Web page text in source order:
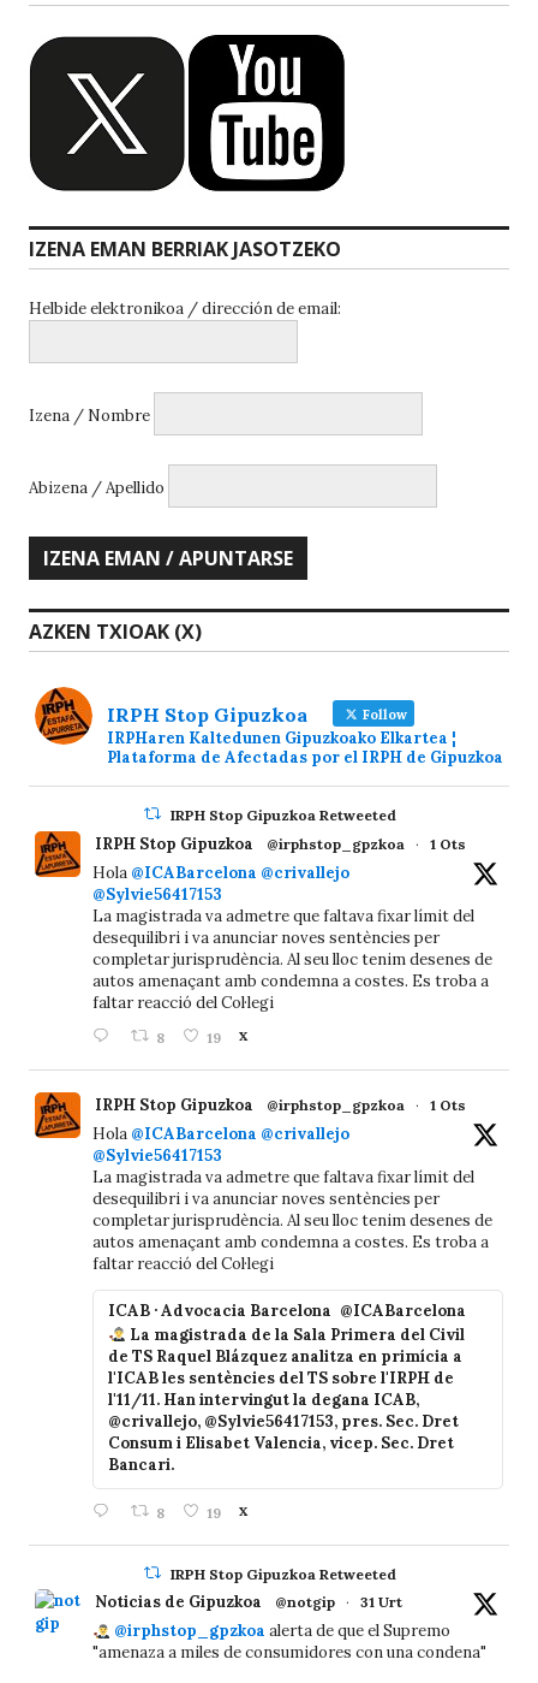
IZENA EMAN BERRIAK JASOTZEKO
Helbide elektronikoa / dirección de email:
Izena / Nombre
Abizena / Apellido
AZKEN TXIOAK (X)
IRPH Stop Gipuzkoa Follow
IRPHaren Kaltedunen Gipuzkoako Elkartea ¦
Plataforma de Afectadas por el IRPH de Gipuzkoa
IRPH Stop Gipuzkoa Retweeted
IRPH Stop Gipuzkoa @irphstop_gpzkoa · 1 Ots
Hola @ICABarcelona @crivallejo
@Sylvie56417153
La magistrada va admetre que faltava fixar límit del
desequilibri i va anunciar noves sentències per
completar jurisprudència. Al seu lloc tenim desenes de
autos amenaçant amb condemna a costes. Es troba a
faltar reacció del Col·legi
8 19 X
IRPH Stop Gipuzkoa @irphstop_gpzkoa · 1 Ots
Hola @ICABarcelona @crivallejo
@Sylvie56417153
La magistrada va admetre que faltava fixar límit del
desequilibri i va anunciar noves sentències per
completar jurisprudència. Al seu lloc tenim desenes de
autos amenaçant amb condemna a costes. Es troba a
faltar reacció del Col·legi
ICAB · Advocacia Barcelona @ICABarcelona
La magistrada de la Sala Primera del Civil
de TS Raquel Blázquez analitza en primícia a
l'ICAB les sentències del TS sobre l'IRPH de
l'11/11. Han intervingut la degana ICAB,
@crivallejo, @Sylvie56417153, pres. Sec. Dret
Consum i Elisabet Valencia, vicep. Sec. Dret
Bancari.
8 19 X
IRPH Stop Gipuzkoa Retweeted
Noticias de Gipuzkoa @notgip · 31 Urt
@irphstop_gpzkoa alerta de que el Supremo
"amenaza a miles de consumidores con una condena"